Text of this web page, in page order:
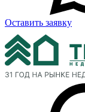
Оставить заявку